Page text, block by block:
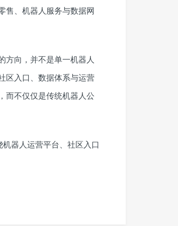
售、机器人服务与数据网
方向，并不是单一机器人
区入口、数据体系与运营
而不仅仅是传统机器人公
器人运营平台、社区入口